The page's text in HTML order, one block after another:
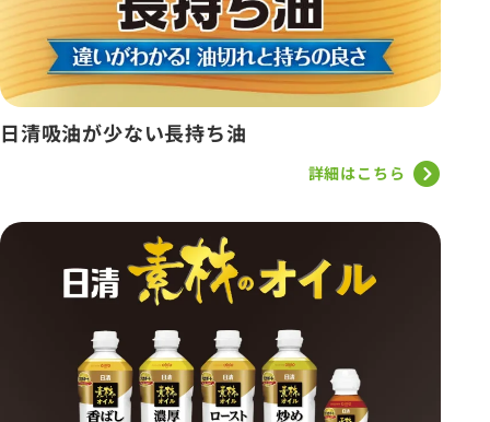
日清吸油が少ない長持ち油
詳細はこちら